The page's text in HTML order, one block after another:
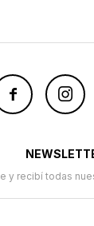
 
y recibí todas